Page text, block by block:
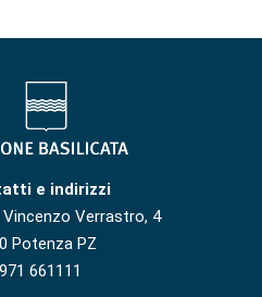
e indirizzi
Vincenzo Verrastro, 4
Potenza PZ
661111